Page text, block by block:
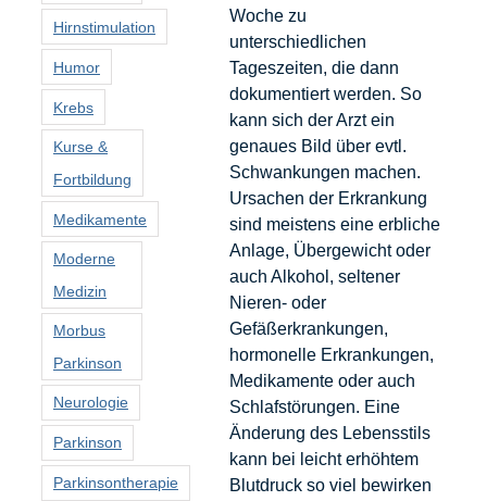
Woche zu
unterschiedlichen
Tageszeiten, die dann
dokumentiert werden. So
kann sich der Arzt ein
genaues Bild über evtl.
Schwankungen machen.
Ursachen der Erkrankung
sind meistens eine erbliche
Anlage, Übergewicht oder
auch Alkohol, seltener
Nieren- oder
Gefäßerkrankungen,
hormonelle Erkrankungen,
Medikamente oder auch
Schlafstörungen. Eine
Änderung des Lebensstils
kann bei leicht erhöhtem
Blutdruck so viel bewirken
Hirnstimulation
Humor
Krebs
Kurse &
Fortbildung
Medikamente
Moderne
Medizin
Morbus
Parkinson
Neurologie
Parkinson
Parkinsontherapie